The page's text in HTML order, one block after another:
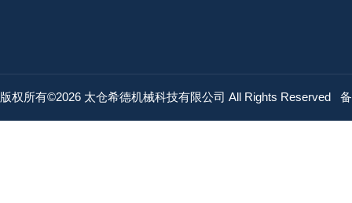
版权所有©2026 太仓希德机械科技有限公司 All Rights Reserved